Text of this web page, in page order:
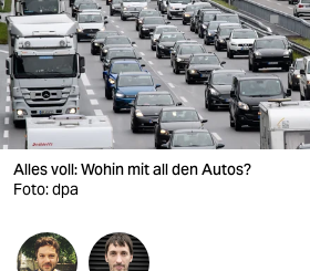
nord
wahrheit
verlag
verlag
veranstaltungen
shop
Alles voll: Wohin mit all den Autos?
Foto: dpa